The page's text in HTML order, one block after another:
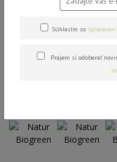
Natur
Novinka
Súhlasím so
Prajem si odoberať